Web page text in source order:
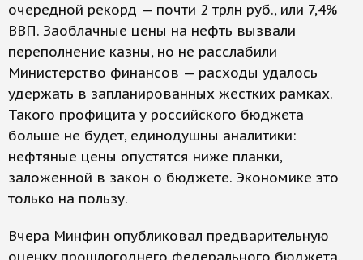
очередной рекорд — почти 2 трлн руб., или 7,4%
ВВП. Заоблачные цены на нефть вызвали
переполнение казны, но не расслабили
Министерство финансов — расходы удалось
удержать в запланированных жестких рамках.
Такого профицита у российского бюджета
больше не будет, единодушны аналитики:
нефтяные цены опустятся ниже планки,
заложенной в закон о бюджете. Экономике это
только на пользу.
Вчера Минфин опубликовал предварительную